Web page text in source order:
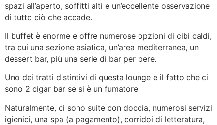
spazi all’aperto, soffitti alti e un’eccellente osservazione
di tutto ciò che accade.
Il buffet è enorme e offre numerose opzioni di cibi caldi,
tra cui una sezione asiatica, un’area mediterranea, un
dessert bar, più una serie di bar per bere.
Uno dei tratti distintivi di questa lounge è il fatto che ci
sono 2 cigar bar se si è un fumatore.
Naturalmente, ci sono suite con doccia, numerosi servizi
igienici, una spa (a pagamento), corridoi di letteratura,